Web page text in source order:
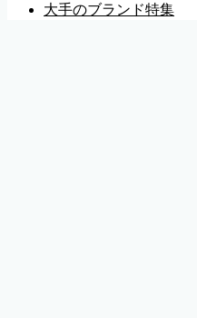
大手のブランド特集